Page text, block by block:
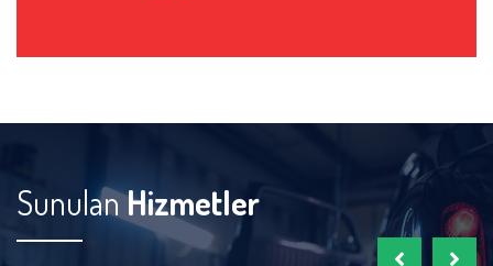
SunulanHizmetler